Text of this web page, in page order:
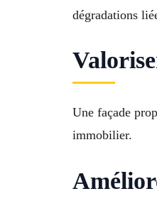
dégradations
Une façade
immobilier.